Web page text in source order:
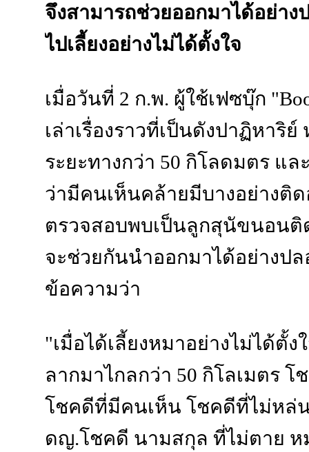
จึงสามารถช่วยออกมาได้อย่า
ไปเลี้ยงอย่างไม่ได้ตั้งใจ
เมื่อวันที่ 2 ก.พ. ผู้ใช้เฟซบุ๊ก
เล่าเรื่องราวที่เป็นดังปาฏิหาริ
ระยะทางกว่า 50 กิโลดมตร แ
ว่ามีคนเห็นคล้ายมีบางอย่างติด
ตรวจสอบพบเป็นลูกสุนัขนอนติ
จะช่วยกันนำออกมาได้อย่างป
ข้อความว่า
"เมื่อได้เลี้ยงหมาอย่างไม่ได้ตั้
ลากมาไกลกว่า 50 กิโลเมตร
โชคดีที่มีคนเห็น โชคดีที่ไม่หล่
ดญ.โชคดี นามสกุล ที่ไม่ตาย ห